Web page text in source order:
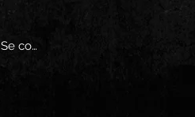
Se connecter